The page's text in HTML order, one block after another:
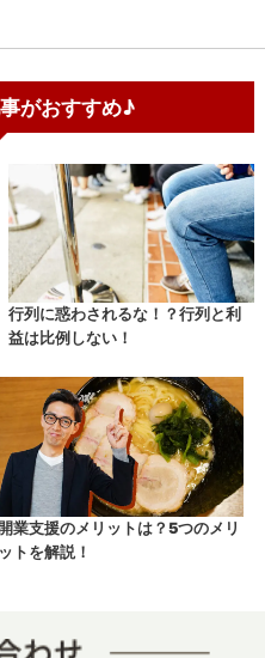
がおすすめ♪
行列に惑わされるな！？行列と利
益は比例しない！
開業支援のメリットは？5つのメリ
ットを解説！